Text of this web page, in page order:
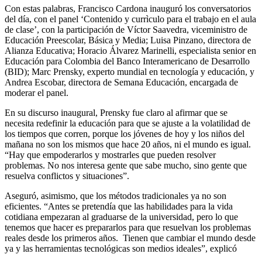
Con estas palabras, Francisco Cardona inauguró los conversatorios
del día, con el panel ‘Contenido y currìculo para el trabajo en el aula
de clase’, con la participación de Víctor Saavedra, viceministro de
Educación Preescolar, Básica y Media; Luisa Pinzano, directora de
Alianza Educativa; Horacio Álvarez Marinelli, especialista senior en
Educación para Colombia del Banco Interamericano de Desarrollo
(BID); Marc Prensky, experto mundial en tecnología y educación, y
Andrea Escobar, directora de Semana Educación, encargada de
moderar el panel.
En su discurso inaugural, Prensky fue claro al afirmar que se
necesita redefinir la educación para que se ajuste a la volatilidad de
los tiempos que corren, porque los jóvenes de hoy y los niños del
mañana no son los mismos que hace 20 años, ni el mundo es igual.
“Hay que empoderarlos y mostrarles que pueden resolver
problemas. No nos interesa gente que sabe mucho, sino gente que
resuelva conflictos y situaciones”.
Aseguró, asimismo, que los métodos tradicionales ya no son
eficientes. “Antes se pretendía que las habilidades para la vida
cotidiana empezaran al graduarse de la universidad, pero lo que
tenemos que hacer es prepararlos para que resuelvan los problemas
reales desde los primeros años. Tienen que cambiar el mundo desde
ya y las herramientas tecnológicas son medios ideales”, explicó